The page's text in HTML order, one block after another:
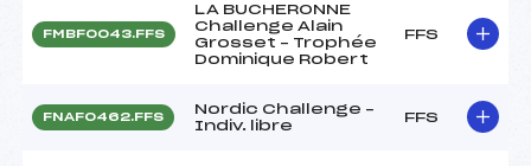
FMBF0043.FFS
LA BUCHERONNE
Challenge Alain
Grosset – Trophée
Dominique Robert
FFS
FNAF0462.FFS
Nordic Challenge –
Indiv. libre
FFS